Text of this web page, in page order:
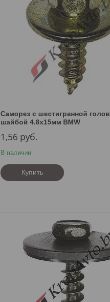
Саморез с шестигранной
шайбой 4.8х15мм BMW
1,56 руб.
В наличии
Купить